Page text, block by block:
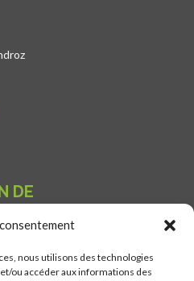
nous utilisons des technologies
ou accéder aux informations des
DE